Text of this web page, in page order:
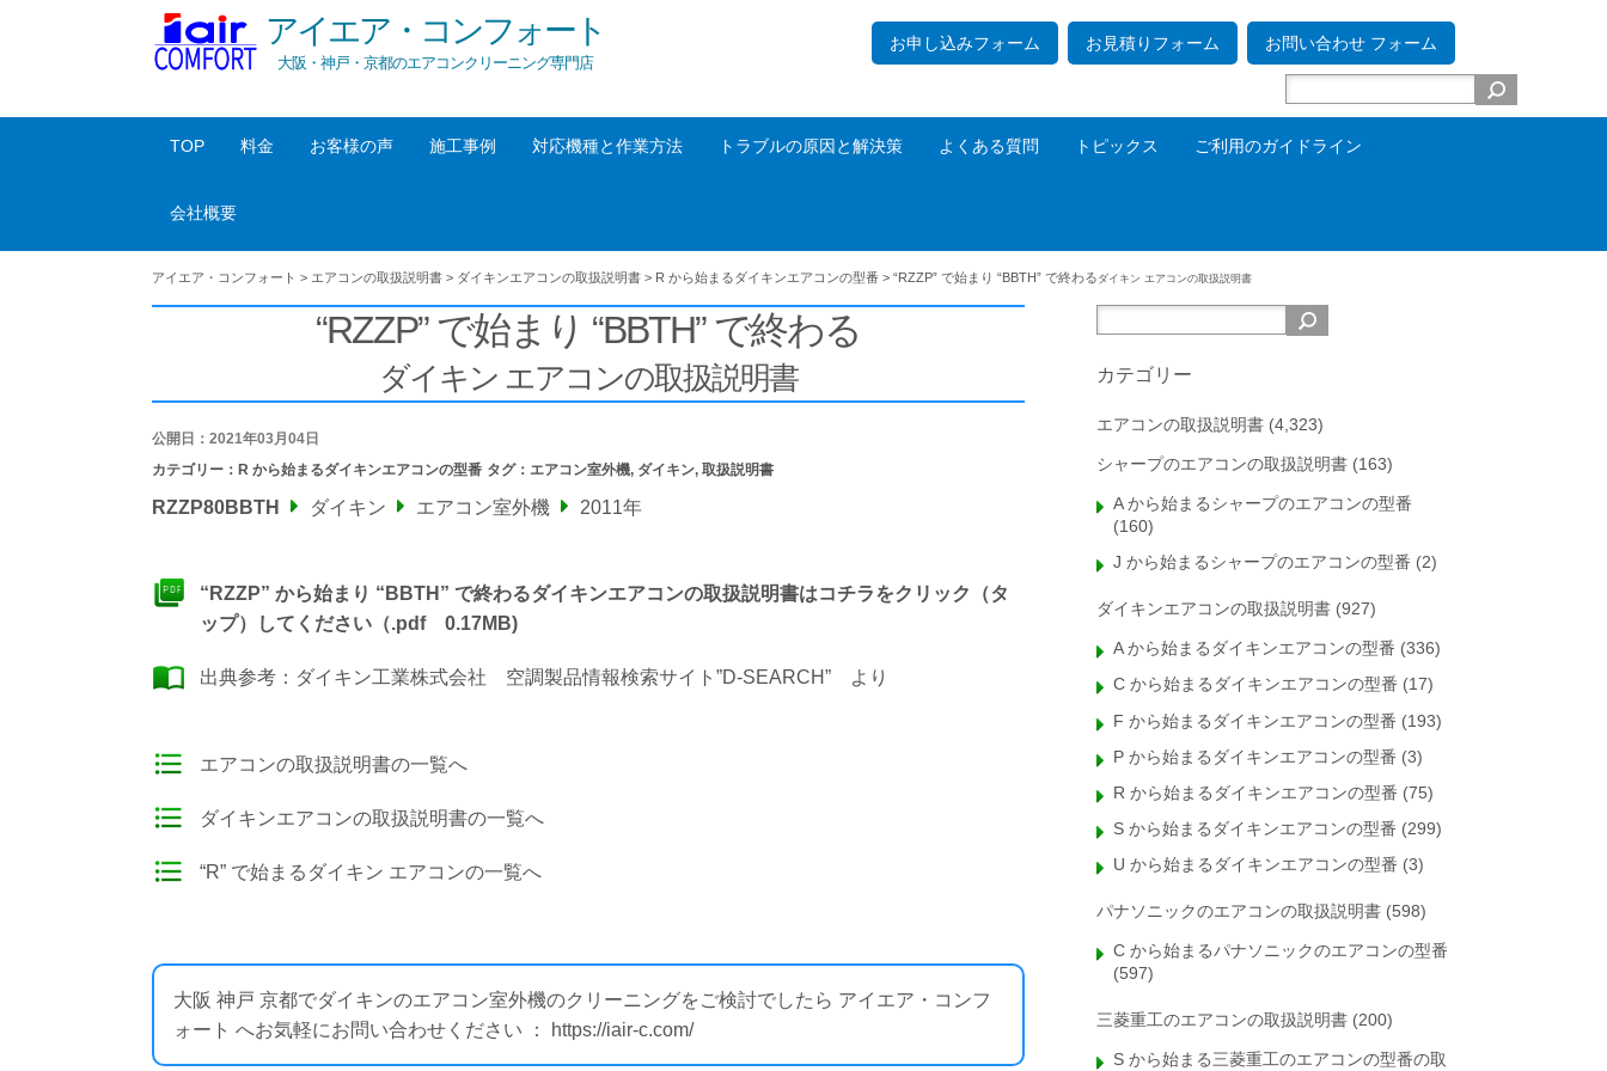
アイエア・コンフォート
大阪・神戸・京都のエアコンクリーニング専門店
お申し込みフォーム お見積りフォーム お問い合わせ フォーム
TOP 料金 お客様の声 施工事例 対応機種と作業方法 トラブルの原因と解決策 よくある質問 トピックス ご利用のガイドライン
会社概要
アイエア・コンフォート > エアコンの取扱説明書 > ダイキンエアコンの取扱説明書 > R から始まるダイキンエアコンの型番 > “RZZP” で始まり “BBTH” で終わる ダイキン エアコンの取扱説明書
“RZZP” で始まり “BBTH” で終わる
ダイキン エアコンの取扱説明書
公開日：2021年03月04日
カテゴリー： R から始まるダイキンエアコンの型番 タグ： エアコン室外機, ダイキン, 取扱説明書
RZZP80BBTH ダイキン エアコン室外機 2011年
“RZZP” から始まり “BBTH” で終わるダイキンエアコンの取扱説明書はコチラをクリック（タ
ップ）してください（.pdf 0.17MB)
出典参考： ダイキン工業株式会社 空調製品情報検索サイト”D-SEARCH” より
エアコンの取扱説明書の一覧へ
ダイキンエアコンの取扱説明書の一覧へ
“R” で始まるダイキン エアコンの一覧へ
大阪 神戸 京都でダイキンのエアコン室外機のクリーニングをご検討でしたら アイエア・コンフ
ォート へお気軽にお問い合わせください ： https://iair-c.com/
カテゴリー
エアコンの取扱説明書 (4,323)
シャープのエアコンの取扱説明書 (163)
A から始まるシャープのエアコンの型番
(160)
J から始まるシャープのエアコンの型番 (2)
ダイキンエアコンの取扱説明書 (927)
A から始まるダイキンエアコンの型番 (336)
C から始まるダイキンエアコンの型番 (17)
F から始まるダイキンエアコンの型番 (193)
P から始まるダイキンエアコンの型番 (3)
R から始まるダイキンエアコンの型番 (75)
S から始まるダイキンエアコンの型番 (299)
U から始まるダイキンエアコンの型番 (3)
パナソニックのエアコンの取扱説明書 (598)
C から始まるパナソニックのエアコンの型番
(597)
三菱重工のエアコンの取扱説明書 (200)
S から始まる三菱重工のエアコンの型番の取